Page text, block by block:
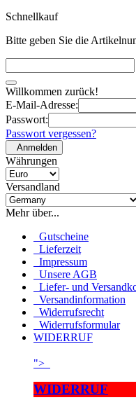
Schnellkauf
Bitte geben Sie die
Willkommen zurück!
E-Mail-Adresse:
Passwort:
Passwort vergessen?
Anmelden
Währungen
Versandland
Mehr über...
Gutscheine
Lieferzeit
Impressum
Unsere AGB
Liefer- und
Versandinformation
Widerrufsrecht
Widerrufsformular
WIDERRUF
">
WIDERRUF